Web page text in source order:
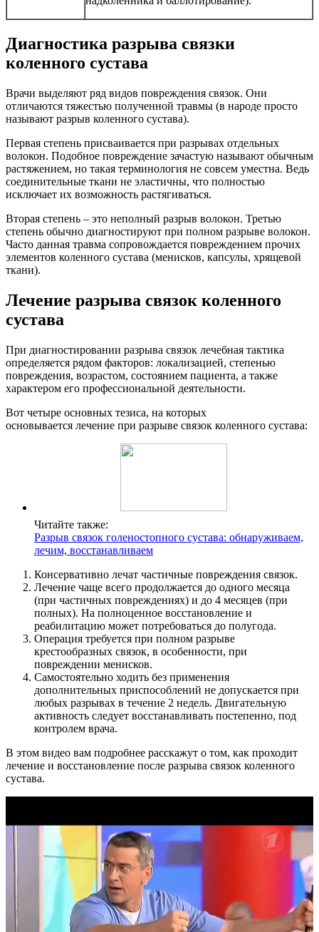
Диагностика разрыва связки
коленного сустава
Врачи выделяют ряд видов повреждения связок. Они
отличаются тяжестью полученной травмы (в народе просто
называют разрыв коленного сустава).
Первая степень присваивается при разрывах отдельных
волокон. Подобное повреждение зачастую называют обычным
растяжением, но такая терминология не совсем уместна. Ведь
соединительные ткани не эластичны, что полностью
исключает их возможность растягиваться.
Вторая степень – это неполный разрыв волокон. Третью
степень обычно диагностируют при полном разрыве волокон.
Часто данная травма сопровождается повреждением прочих
элементов коленного сустава (менисков, капсулы, хрящевой
ткани).
Лечение разрыва связок коленного
сустава
При диагностировании разрыва связок лечебная тактика
определяется рядом факторов: локализацией, степенью
повреждения, возрастом, состоянием пациента, а также
характером его профессиональной деятельности.
Вот четыре основных тезиса, на которых
основывается лечение при разрыве связок коленного сустава:
Читайте также:
Разрыв связок голеностопного сустава: обнаруживаем,
лечим, восстанавливаем
Консервативно лечат частичные повреждения связок.
Лечение чаще всего продолжается до одного месяца
(при частичных повреждениях) и до 4 месяцев (при
полных). На полноценное восстановление и
реабилитацию может потребоваться до полугода.
Операция требуется при полном разрыве
крестообразных связок, в особенности, при
повреждении менисков.
Самостоятельно ходить без применения
дополнительных приспособлений не допускается при
любых разрывах в течение 2 недель. Двигательную
активность следует восстанавливать постепенно, под
контролем врача.
В этом видео вам подробнее расскажут о том, как проходит
лечение и восстановление после разрыва связок коленного
сустава.